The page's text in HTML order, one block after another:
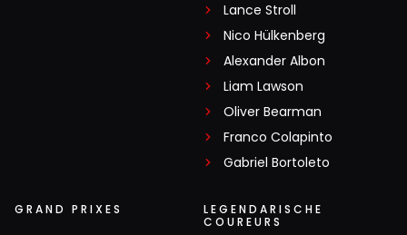
Lance Stroll
Nico Hülkenberg
Alexander Albon
Liam Lawson
Oliver Bearman
Franco Colapinto
Gabriel Bortoleto
GRAND PRIXES
LEGENDARISCHE
COUREURS